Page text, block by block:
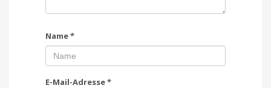
Name*
E-Mail-Adresse*